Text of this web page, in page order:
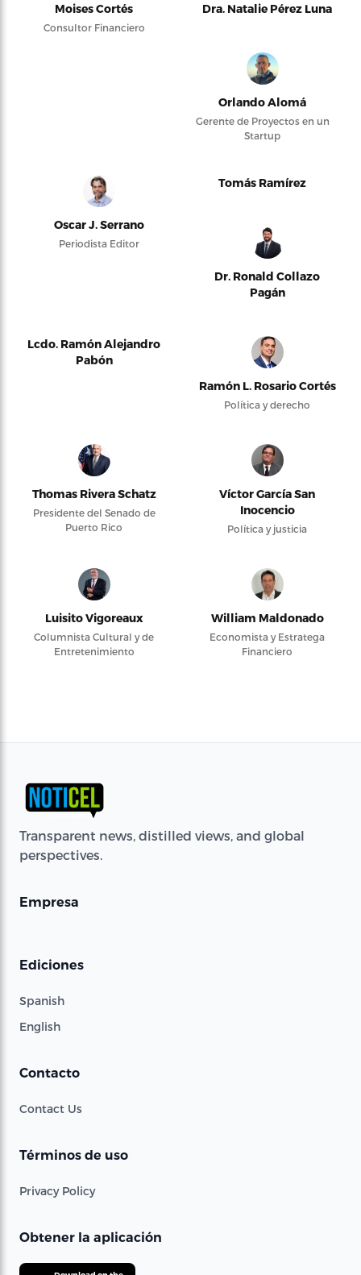
Moises Cortés
Consultor Financiero
Dra. Natalie Pérez Luna
Orlando Alomá
Gerente de Proyectos en un
Startup
Oscar J. Serrano
Periodista Editor
Tomás Ramírez
Dr. Ronald Collazo
Pagán
Lcdo. Ramón Alejandro
Pabón
Ramón L. Rosario Cortés
Política y derecho
Thomas Rivera Schatz
Presidente del Senado de
Puerto Rico
Víctor García San
Inocencio
Política y justicia
Luisito Vigoreaux
Columnista Cultural y de
Entretenimiento
William Maldonado
Economista y Estratega
Financiero
Transparent news, distilled views, and global
perspectives.
Empresa
Ediciones
Spanish
English
Contacto
Contact Us
Términos de uso
Privacy Policy
Obtener la aplicación